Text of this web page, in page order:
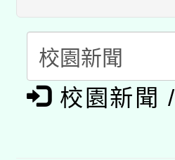
礎課程
A3數位素
「數位內
pilot」
有關大陸
轉知經濟
校園新聞 /